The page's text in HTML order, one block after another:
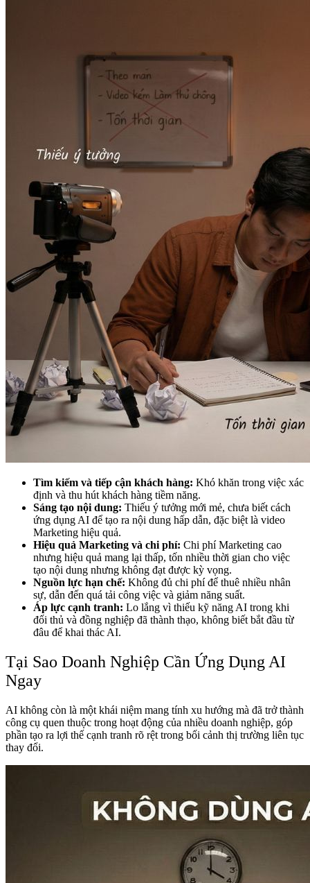
Tìm kiếm và tiếp cận khách hàng: Khó khăn trong việc xác
định và thu hút khách hàng tiềm năng.
Sáng tạo nội dung: Thiếu ý tưởng mới mẻ, chưa biết cách
ứng dụng AI để tạo ra nội dung hấp dẫn, đặc biệt là video
Marketing hiệu quả.
Hiệu quả Marketing và chi phí: Chi phí Marketing cao
nhưng hiệu quả mang lại thấp, tốn nhiều thời gian cho việc
tạo nội dung nhưng không đạt được kỳ vọng.
Nguồn lực hạn chế: Không đủ chi phí để thuê nhiều nhân
sự, dẫn đến quá tải công việc và giảm năng suất.
Áp lực cạnh tranh: Lo lắng vì thiếu kỹ năng AI trong khi
đối thủ và đồng nghiệp đã thành thạo, không biết bắt đầu từ
đâu để khai thác AI.
Tại Sao Doanh Nghiệp Cần Ứng Dụng AI
Ngay
AI không còn là một khái niệm mang tính xu hướng mà đã trở thành
công cụ quen thuộc trong hoạt động của nhiều doanh nghiệp, góp
phần tạo ra lợi thế cạnh tranh rõ rệt trong bối cảnh thị trường liên tục
thay đổi.